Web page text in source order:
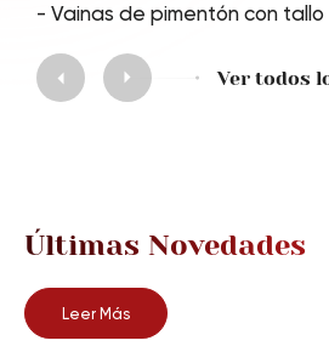
- Vainas de pimentón con tallo
Ver todos
July 30, 2024
De gulfood Green para visitarnos
Últimas Novedades
Leer Más